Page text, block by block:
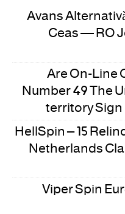
Avans
Ceas — RO
Are On-
Number 49 The
territory
HellSpin – 15
Netherlands
Viper Spin